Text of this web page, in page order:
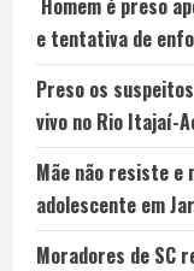
e tentativa de
Preso os
vivo no Rio Itajaí-
Mãe não resiste e
adolescente em
Moradores de SC